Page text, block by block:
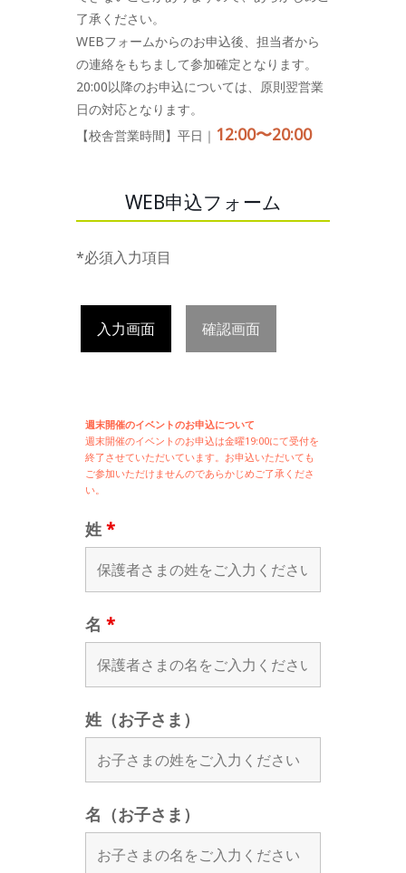
了承ください。
WEBフォームからのお申込後、担当者から
の連絡をもちまして参加確定となります。
20:00以降のお申込については、原則翌営業
日の対応となります。
【校舎営業時間】平日｜ 12:00〜20:00
WEB申込フォーム
*必須入力項目
入力画面 確認画面
週末開催のイベントのお申込について
週末開催のイベントのお申込は金曜19:00にて受付を
終了させていただいています。お申込いただいても
ご参加いただけませんのであらかじめご了承くださ
い。
姓 *
名 *
姓（お子さま）
名（お子さま）